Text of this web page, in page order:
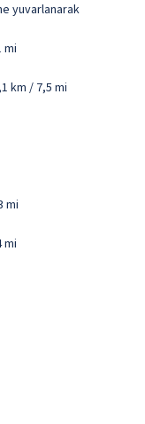
yuvarlanarak
mi
km / 7,5 mi
mi
mi